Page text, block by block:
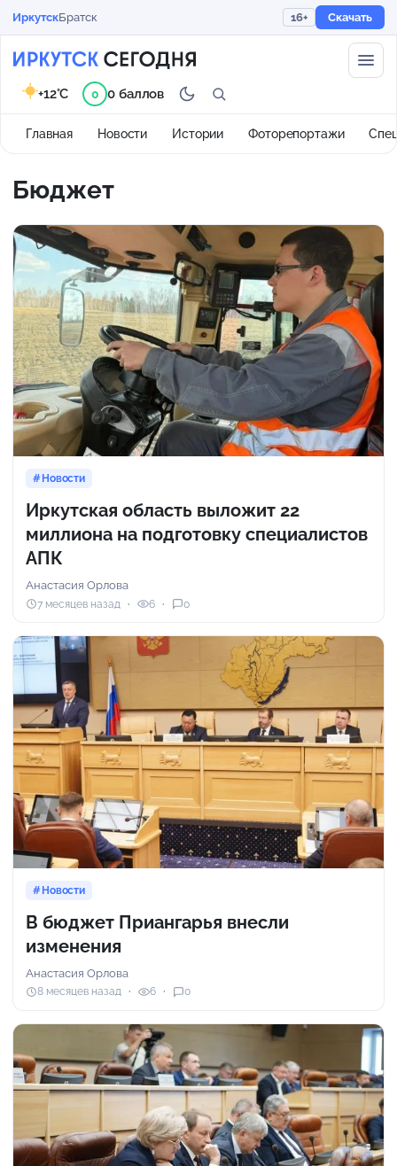
ИркутскБратск 16+ Скачать
Главная Новости Истории Фоторепортажи
+12°C 0 0 баллов
Бюджет
Новости
Иркутская область выложит 22
миллиона на подготовку специалистов
АПК
Анастасия Орлова
7 месяцев назад 6 0
Новости
В бюджет Приангарья внесли
изменения
Анастасия Орлова
8 месяцев назад 6 0